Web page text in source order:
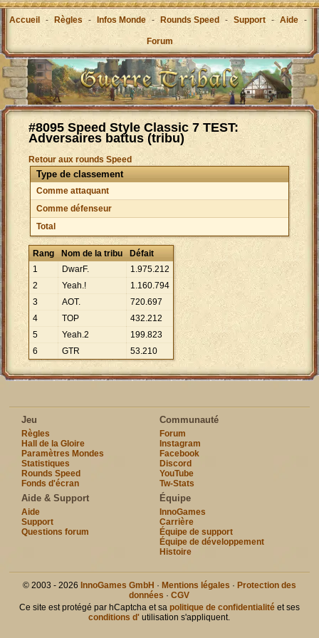
Accueil - Règles - Infos Monde - Rounds Speed - Support - Aide -
Forum
#8095 Speed Style Classic 7 TEST:
Adversaires battus (tribu)
Retour aux rounds Speed
Type de classement
Comme attaquant
Comme défenseur
Total
Rang Nom de la tribu
Défait
1
DwarF. 1.975.212
2
Yeah.! 1.160.794
3
AOT. 720.697
4
TOP 432.212
5
Yeah.2 199.823
6
GTR 53.210
Jeu
Règles
Hall de la Gloire
Paramètres Mondes
Statistiques
Rounds Speed
Fonds d'écran
Communauté
Forum
Instagram
Facebook
Discord
YouTube
Tw-Stats
Aide & Support
Aide
Support
Questions forum
Équipe
InnoGames
Carrière
Équipe de support
Équipe de développement
Histoire
© 2003 - 2026 InnoGames GmbH · Mentions légales · Protection des
données ·CGV
Ce site est protégé par hCaptcha et sa politique de confidentialitéet ses
conditions d' utilisation s'appliquent.